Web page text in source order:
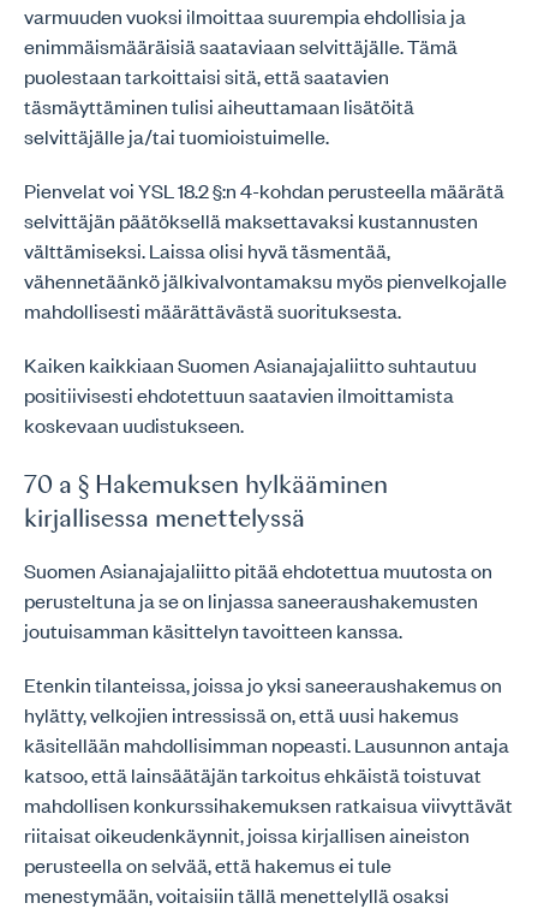
varmuuden vuoksi ilmoittaa suurempia ehdollisia ja
enimmäismääräisiä saataviaan selvittäjälle. Tämä
puolestaan tarkoittaisi sitä, että saatavien
täsmäyttäminen tulisi aiheuttamaan lisätöitä
selvittäjälle ja/tai tuomioistuimelle.
Pienvelat voi YSL 18.2 §:n 4-kohdan perusteella määrätä
selvittäjän päätöksellä maksettavaksi kustannusten
välttämiseksi. Laissa olisi hyvä täsmentää,
vähennetäänkö jälkivalvontamaksu myös pienvelkojalle
mahdollisesti määrättävästä suorituksesta.
Kaiken kaikkiaan Suomen Asianajajaliitto suhtautuu
positiivisesti ehdotettuun saatavien ilmoittamista
koskevaan uudistukseen.
70 a § Hakemuksen hylkääminen
kirjallisessa menettelyssä
Suomen Asianajajaliitto pitää ehdotettua muutosta on
perusteltuna ja se on linjassa saneeraushakemusten
joutuisamman käsittelyn tavoitteen kanssa.
Etenkin tilanteissa, joissa jo yksi saneeraushakemus on
hylätty, velkojien intressissä on, että uusi hakemus
käsitellään mahdollisimman nopeasti. Lausunnon antaja
katsoo, että lainsäätäjän tarkoitus ehkäistä toistuvat
mahdollisen konkurssihakemuksen ratkaisua viivyttävät
riitaisat oikeudenkäynnit, joissa kirjallisen aineiston
perusteella on selvää, että hakemus ei tule
menestymään, voitaisiin tällä menettelyllä osaksi